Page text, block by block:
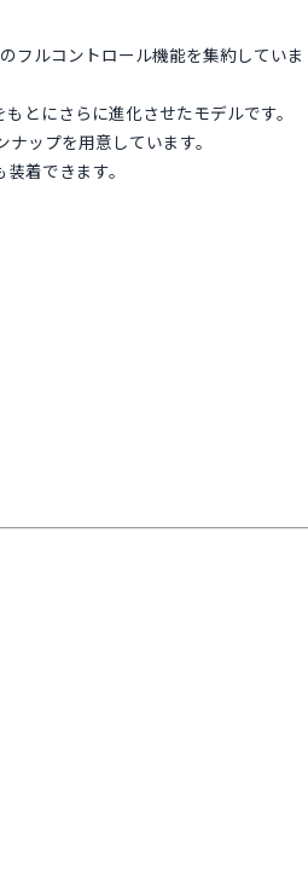
フルコントロール機能を集約していま
とにさらに進化させたモデルです。
ップを用意しています。
着できます。